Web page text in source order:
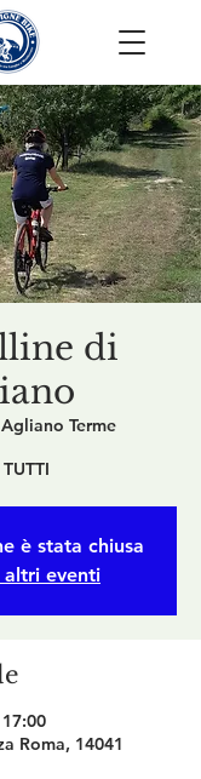
di
Agliano Terme
è stata chiusa
eventi
Roma, 14041